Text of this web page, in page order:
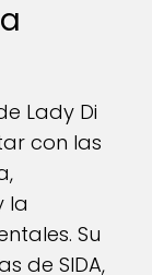
Lady Di
con las
la
Su
de SIDA,